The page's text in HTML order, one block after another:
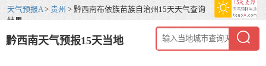
天气预报A> 贵州 > 黔西南布依族苗族自治州15天天气查询
结果
黔西南天气预报15天当地